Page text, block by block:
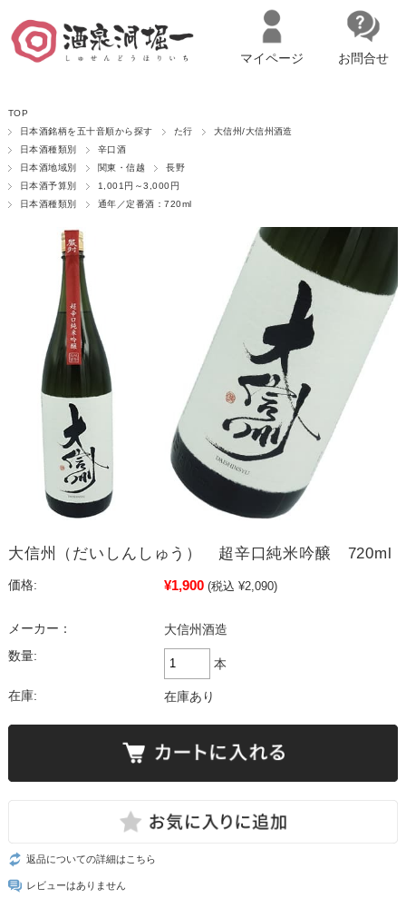
マイページへログイン カートをみる
マイページ お問合せ
TOP
日本酒銘柄を五十音順から探す
た行
大信州/大信州酒造
日本酒種類別
辛口酒
日本酒地域別
関東・信越
長野
日本酒予算別
1,001円～3,000円
日本酒種類別
通年／定番酒：720ml
大信州（だいしんしゅう） 超辛口純米吟醸 720ml
価格: ¥1,900 (税込 ¥2,090)
メーカー：
大信州酒造
数量:
本
在庫: 在庫あり
返品についての詳細はこちら
レビューはありません